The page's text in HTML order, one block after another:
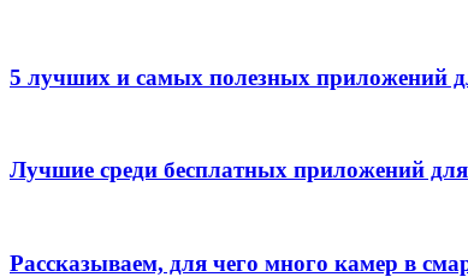
5 лучших и самых полезных приложений
Лучшие среди бесплатных приложений
Рассказываем, для чего много камер в